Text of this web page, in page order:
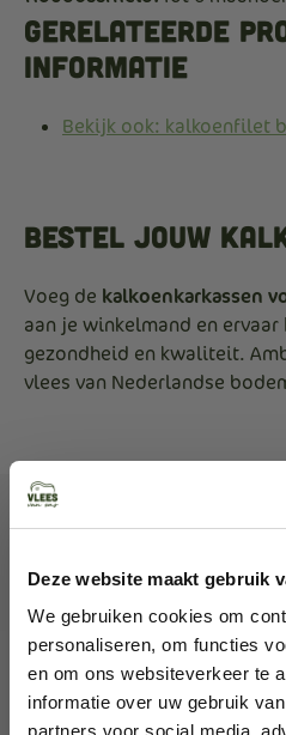
Deze website maakt gebruik
We gebruiken cookies om
personaliseren, om functies
en om ons websiteverkeer te
informatie over uw gebruik
partners voor social media,
Gerelateerde
informatie
Bekijk ook: kalkoenfilet
Bestel jouw
Voeg de kalkoenkarkassen
aan je winkelmand en
gezondheid en kwaliteit.
vlees van Nederlandse
Gerelateerde